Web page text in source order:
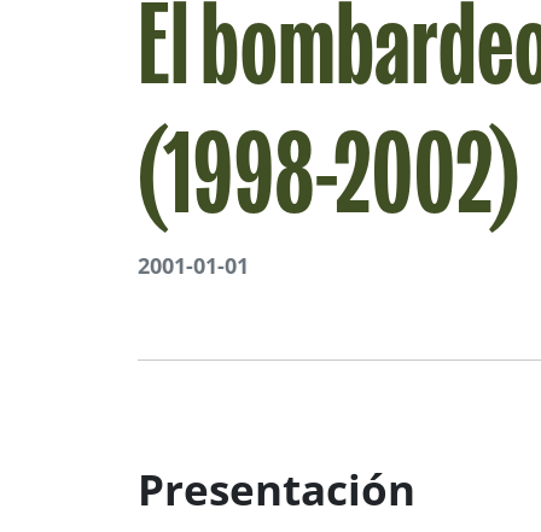
El
(1998-2002)
2001-01-01
Presentación